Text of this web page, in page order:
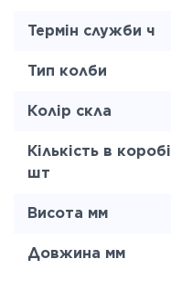
Термін служби ч
Тип колби
Колір скла
Кількість в коробі
шт
Висота мм
Довжина мм